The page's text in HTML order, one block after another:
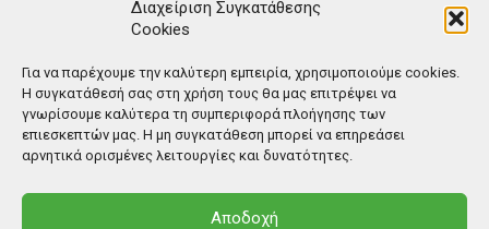
Διαχείριση Συγκατάθεσης
Cookies
Για να παρέχουμε την καλύτερη εμπειρία, χρησιμοποιούμε cookies.
Η συγκατάθεσή σας στη χρήση τους θα μας επιτρέψει να
γνωρίσουμε καλύτερα τη συμπεριφορά πλοήγησης των
επιεσκεπτών μας. Η μη συγκατάθεση μπορεί να επηρεάσει
αρνητικά ορισμένες λειτουργίες και δυνατότητες.
Αποδοχή